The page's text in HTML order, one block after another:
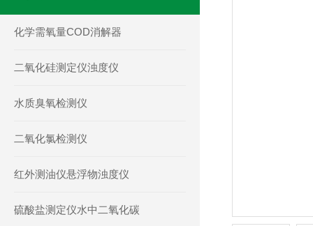
化学需氧量COD消解器
二氧化硅测定仪浊度仪
水质臭氧检测仪
二氧化氯检测仪
红外测油仪悬浮物浊度仪
硫酸盐测定仪水中二氧化碳